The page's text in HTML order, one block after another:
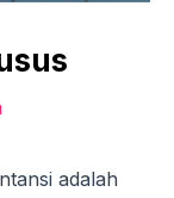
adalah